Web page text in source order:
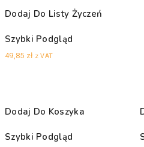
Dodaj Do Listy Życzeń
Szybki Podgląd
49,85 zł z VAT
Dodaj Do Koszyka
Szybki Podgląd